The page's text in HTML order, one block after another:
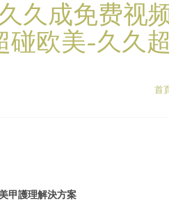
久成免费视
欧美-久久
首
甲護理解決方案